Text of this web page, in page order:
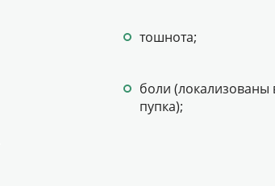
тошнота;
боли (локализованы
пупка);